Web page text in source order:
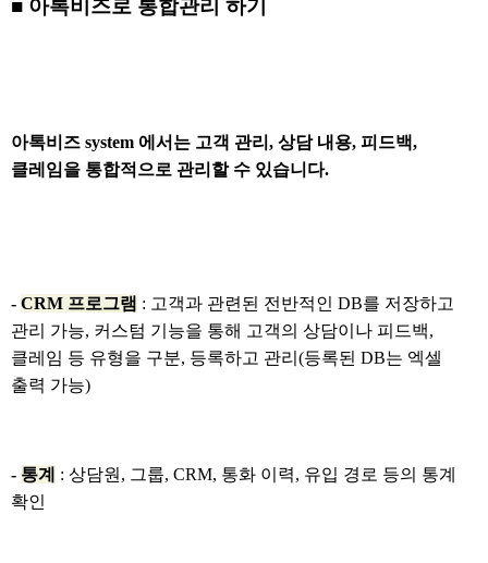
■ 아톡비즈로 통합관리 하기
아톡비즈 system 에서는 고객 관리, 상담 내용, 피드백,
클레임을 통합적으로 관리할 수 있습니다.
- CRM 프로그램 : 고객과 관련된 전반적인 DB를 저장하고
관리 가능, 커스텀 기능을 통해 고객의 상담이나 피드백,
클레임 등 유형을 구분, 등록하고 관리(등록된 DB는 엑셀
출력 가능)
- 통계
: 상담원, 그룹, CRM, 통화 이력, 유입 경로 등의 통계
확인